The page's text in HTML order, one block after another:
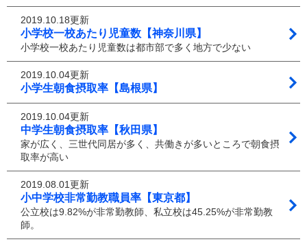
2019.10.18更新
小学校一校あたり児童数【神奈川県】
小学校一校あたり児童数は都市部で多く地方で少ない
2019.10.04更新
小学生朝食摂取率【島根県】
2019.10.04更新
中学生朝食摂取率【秋田県】
家が広く、三世代同居が多く、共働きが多いところで朝食摂
取率が高い
2019.08.01更新
小中学校非常勤教職員率【東京都】
公立校は9.82%が非常勤教師、私立校は45.25%が非常勤教
師。